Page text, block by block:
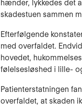
hænder, lykkedes det
skadestuen sammen
Efterfølgende
med overfaldet.
hovedet,
følelsesløshed i lille-
Patienterstatningen
overfal­det, at skaden